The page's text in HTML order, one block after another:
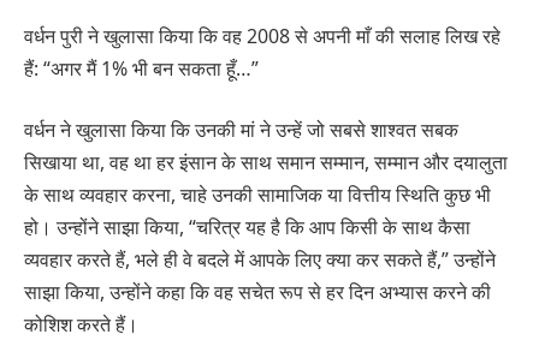
वर्धन पुरी ने खुलासा किया कि वह 2008 से अपनी माँ की सलाह लिख रहे
हैं: “अगर मैं 1% भी बन सकता हूँ…”
वर्धन ने खुलासा किया कि उनकी मां ने उन्हें जो सबसे शाश्वत सबक
सिखाया था, वह था हर इंसान के साथ समान सम्मान, सम्मान और दयालुता
के साथ व्यवहार करना, चाहे उनकी सामाजिक या वित्तीय स्थिति कुछ भी
हो। उन्होंने साझा किया, “चरित्र यह है कि आप किसी के साथ कैसा
व्यवहार करते हैं, भले ही वे बदले में आपके लिए क्या कर सकते हैं,” उन्होंने
साझा किया, उन्होंने कहा कि वह सचेत रूप से हर दिन अभ्यास करने की
कोशिश करते हैं।